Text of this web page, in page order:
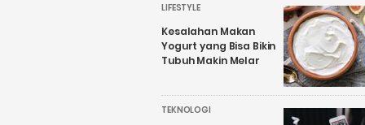
LIFESTYLE
Kesalahan Makan
Yogurt yang Bisa Bikin
Tubuh Makin Melar
TEKNOLOGI